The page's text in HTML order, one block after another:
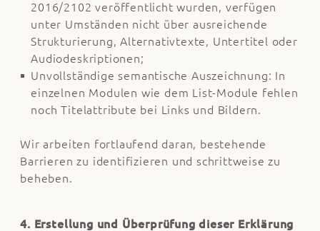
2016/2102 veröffentlicht wurden, verfügen
unter Umständen nicht über ausreichende
Strukturierung, Alternativtexte, Untertitel oder
Audiodeskriptionen;
Unvollständige semantische Auszeichnung: In
einzelnen Modulen wie dem List-Module fehlen
noch Titelattribute bei Links und Bildern.
Wir arbeiten fortlaufend daran, bestehende
Barrieren zu identifizieren und schrittweise zu
beheben.
4. Erstellung und Überprüfung dieser Erklärung